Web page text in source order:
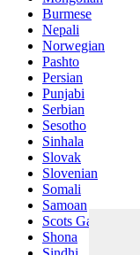
Burmese
Nepali
Norwegian
Pashto
Persian
Punjabi
Serbian
Sesotho
Sinhala
Slovak
Slovenian
Somali
Samoan
Scots Gaelic
Shona